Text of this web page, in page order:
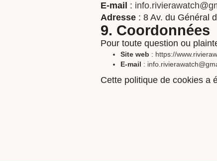
E-mail :
Adresse : 8 Av. du Général
9. Coordonnées
Pour toute question ou
Site web : https://
E-mail :
Cette politique de cookies a